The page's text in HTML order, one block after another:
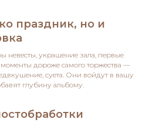
праздник, но и
невесты, украшение зала, первые
дороже самого торжества —
суета. Они войдут в вашу
глубину альбому.